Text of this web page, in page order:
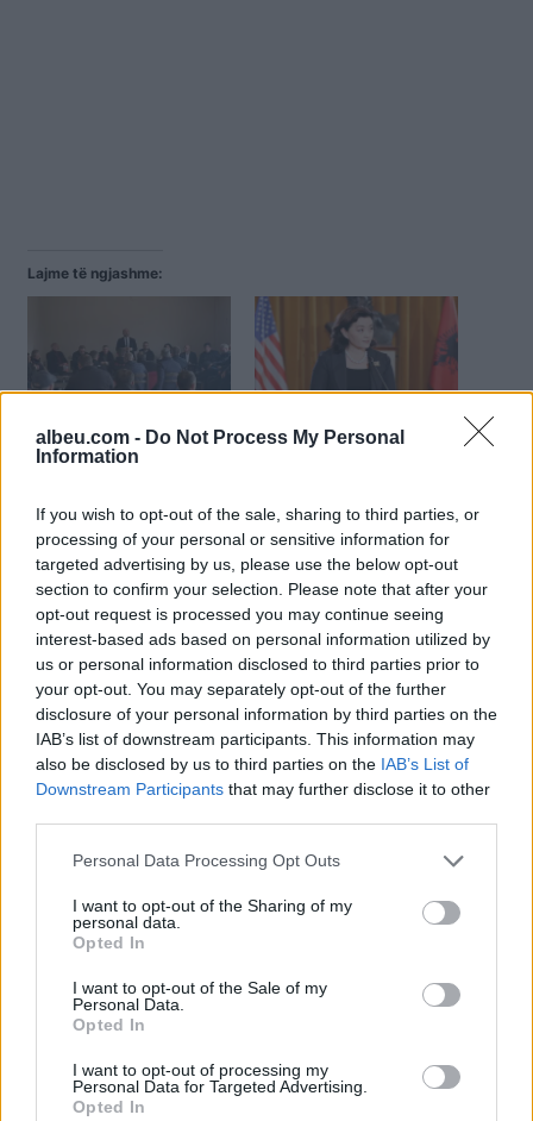
albeu.com - Do Not Process My Personal
Information
If you wish to opt-out of the sale, sharing to third parties, or
processing of your personal or sensitive information for
targeted advertising by us, please use the below opt-out
section to confirm your selection. Please note that after your
opt-out request is processed you may continue seeing
interest-based ads based on personal information utilized by
us or personal information disclosed to third parties prior to
your opt-out. You may separately opt-out of the further
disclosure of your personal information by third parties on the
IAB’s list of downstream participants. This information may
also be disclosed by us to third parties on the IAB’s List of
Downstream Participants that may further disclose it to other
Personal Data Processing Opt Outs
I want to opt-out of the Sharing of my
personal data.
Opted In
I want to opt-out of the Sale of my
Personal Data.
Opted In
I want to opt-out of processing my
Personal Data for Targeted Advertising.
Opted In
Lajme të ngjashme:
lënë Dibrën në varfëri,
Xhelal Mziut, reagon Yuri
Shpërthimi me tritol në
shtëpinë e Xhelal Mziut/
Berisha: Akt nga bandat
qeveritare